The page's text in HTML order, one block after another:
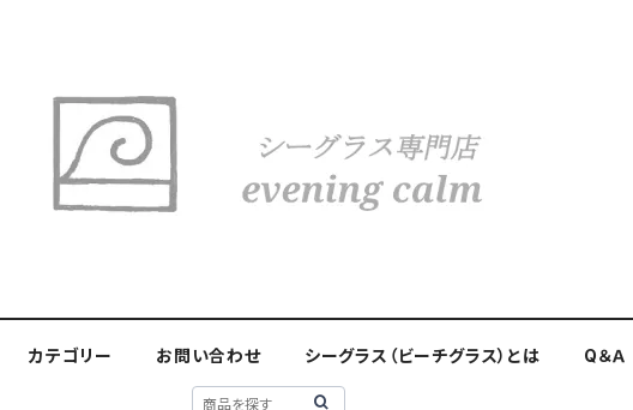
カテゴリー お問い合わせ シーグラス（ビーチグラス）とは Q＆Ａ